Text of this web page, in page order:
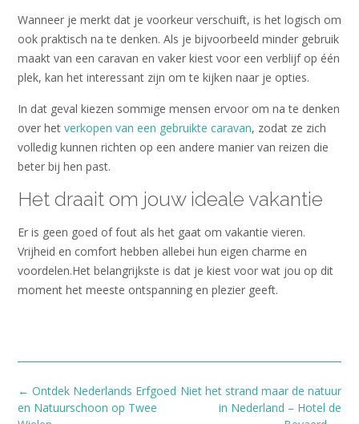
Wanneer je merkt dat je voorkeur verschuift, is het logisch om
ook praktisch na te denken. Als je bijvoorbeeld minder gebruik
maakt van een caravan en vaker kiest voor een verblijf op één
plek, kan het interessant zijn om te kijken naar je opties.
In dat geval kiezen sommige mensen ervoor om na te denken
over het verkopen van een gebruikte caravan, zodat ze zich
volledig kunnen richten op een andere manier van reizen die
beter bij hen past.
Het draait om jouw ideale vakantie
Er is geen goed of fout als het gaat om vakantie vieren.
Vrijheid en comfort hebben allebei hun eigen charme en
voordelen.Het belangrijkste is dat je kiest voor wat jou op dit
moment het meeste ontspanning en plezier geeft.
Bericht
navigatie
Niet het strand maar de natuur
in Nederland – Hotel de
← Ontdek Nederlands Erfgoed
en Natuurschoon op Twee